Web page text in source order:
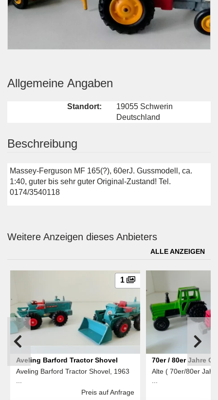
Allgemeine Angaben
Standort:
19055 Schwerin
Deutschland
Beschreibung
Massey-Ferguson MF 165(?), 60erJ. Gussmodell, ca.
1:40, guter bis sehr guter Original-Zustand! Tel.
0174/3540118
Weitere Anzeigen dieses Anbieters
ALLE ANZEIGEN
1
Aveling Barford Tractor Shovel
Aveling Barford Tractor Shovel, 1963
Preis auf Anfrage
70er / 80er Jahre
Alte ( 70er/80er